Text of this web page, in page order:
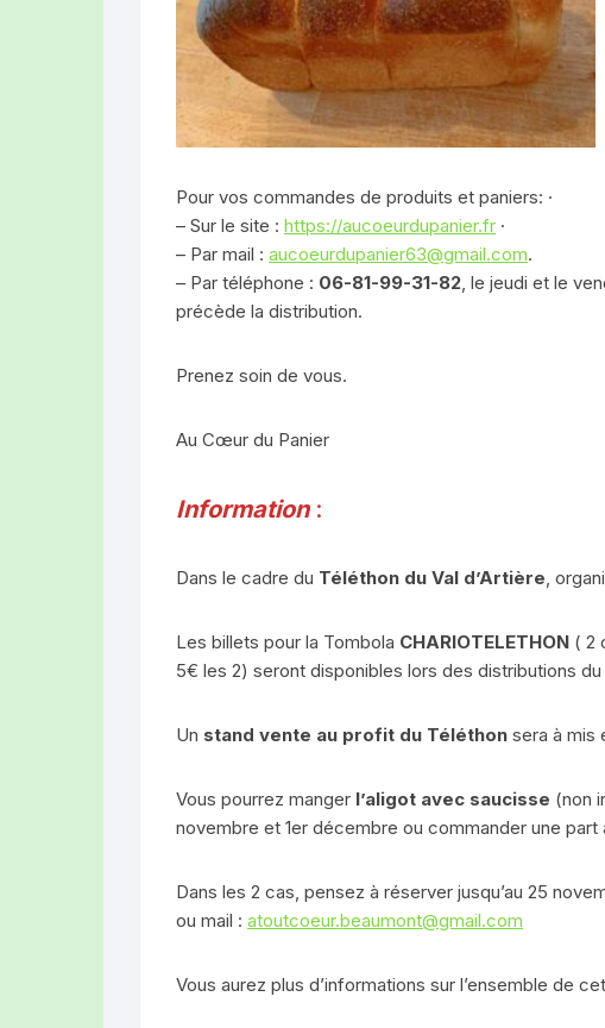
Savons
Tisanes
AZ CONFITURE
ROUGE DES DOMES
LES CHÈVRES DE LA
LE COIN DU LEVAIN
(CLERMONT-FERRAND)
LUC FILLERE
Pour vos commandes de produits et paniers: ·
– Sur le site : https://aucoeurdupanier.fr ·
– Par mail : aucoeurdupanier63@gmail.com.
– Par téléphone : 06-81-99-31-82, le jeudi et le
précède la distribution.
Prenez soin de vous.
Au Cœur du Panier
Information :
Dans le cadre du Téléthon du Val d’Artière,
Les billets pour la Tombola CHARIOTELETHON ( 2
5€ les 2) seront disponibles lors des distributions du
Un stand vente au profit du Téléthon sera à mis
Vous pourrez manger l’aligot avec saucisse (non
novembre et 1er décembre ou commander une part
Dans les 2 cas, pensez à réserver jusqu’au 25
ou mail : atoutcoeur.beaumont@gmail.com
Vous aurez plus d’informations sur l’ensemble de